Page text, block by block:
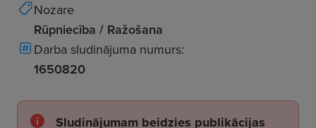
Nozare
Rūpniecība / Ražošana
Darba sludinājuma numurs:
1650820
Sludinājumam beidzies publikācijas